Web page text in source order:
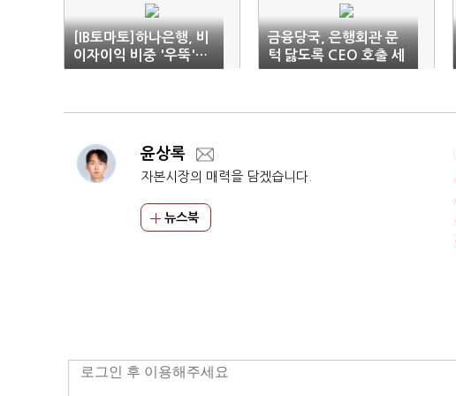
[IB토마토]하나은행, 비
이자이익 비중 '우뚝'…
퇴직연금 '한몫'
금융당국, 은행회관 문
턱 닳도록 CEO 호출 세
례
윤상록
자본시장의 매력을 담겠습니다.
뉴스북